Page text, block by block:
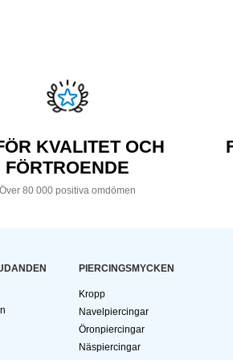
KVALITET OCH
FÖRTROENDE
Över 80 000 positiva omdömen
PIERCINGSMYCKEN
Kropp
Navelpiercingar
Öronpiercingar
Näspiercingar